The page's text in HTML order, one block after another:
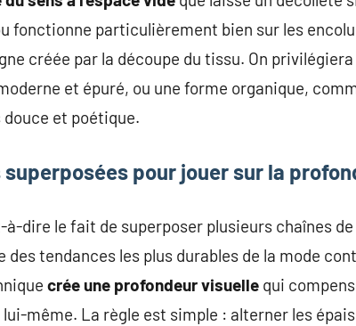
fonctionne particulièrement bien sur les
créée par la découpe du tissu. On
et épuré, ou une forme organique,
douce et poétique.
pour jouer sur la
à-dire le fait de superposer plusieurs chaînes
des tendances les plus durables de la mode
crée une profondeur visuelle qui
même. La règle est simple : alterner les